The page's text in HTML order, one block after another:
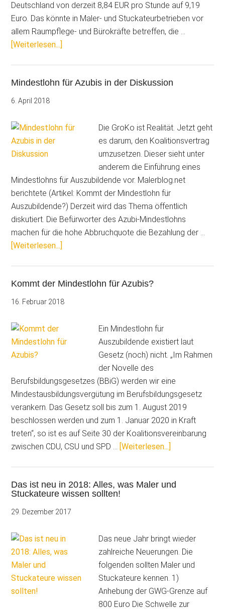
Deutschland von derzeit 8,84 EUR pro Stunde auf 9,19
Euro. Das könnte in Maler- und Stuckateurbetrieben vor
allem Raumpflege- und Bürokräfte betreffen, die …
[Weiterlesen...]
in
was
wissen
sollten…
Mindestlohn für Azubis in der Diskussion
6. April 2018
Die GroKo ist Realität. Jetzt geht
es darum, den Koalitionsvertrag
umzusetzen. Dieser sieht unter
anderem die Einführung eines
Mindestlohns für Auszubildende vor. Malerblog.net
berichtete (Artikel: Kommt der Mindestlohn für
Auszubildende?) Derzeit wird das Thema öffentlich
diskutiert. Die Befürworter des Azubi-Mindestlohns
machen für die hohe Abbruchquote die Bezahlung der …
[Weiterlesen...]
in
der
Kommt der Mindestlohn für Azubis?
16. Februar 2018
Ein Mindestlohn für
Auszubildende existiert laut
Gesetz (noch) nicht. „Im Rahmen
der Novelle des
Berufsbildungsgesetzes (BBiG) werden wir eine
Mindestausbildungsvergütung im Berufsbildungsgesetz
verankern. Das Gesetz soll bis zum 1. August 2019
beschlossen werden und zum 1. Januar 2020 in Kraft
treten“, so ist es auf Seite 30 der Koalitionsvereinbarung
zwischen CDU, CSU und SPD … [Weiterlesen...]
für
Das ist neu in 2018: Alles, was Maler und
Stuckateure wissen sollten!
29. Dezember 2017
Das neue Jahr bringt wieder
zahlreiche Neuerungen. Die
folgenden sollten Maler und
Stuckateure kennen. 1)
Anhebung der GWG-Grenze auf
800 Euro Die Schwelle zur